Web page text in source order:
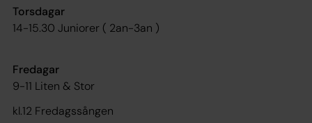
Torsdagar
14-15.30 Juniorer ( 2an-3an )
Fredagar
9-11 Liten & Stor
kl.12 Fredagssången